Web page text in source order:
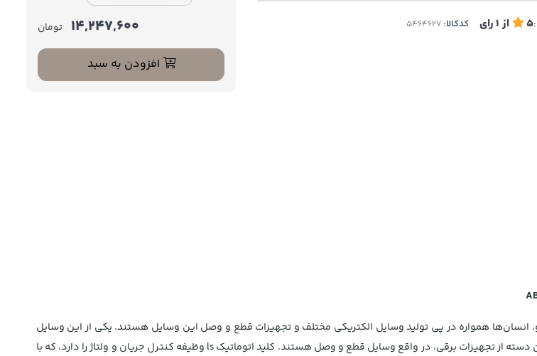
:
5 از 1رای کدکالا: 14,247,600 تومان
افزودن به سبد
انسان‌ها همواره در پی تولید وسایل الکتریکی مختلف و تجهیزات قطع و وصل این وسایل هستند. یکی از این وسایل
کلیدهای اتوماتیک می‌باشند که برای کلیدزنی مدارهای قدرت یا کنترل استفاده می‌شوند. این دسته از تجهیزات برقی، در واقع وسایل قطع و وصل هستند. کلید اتوماتیک ls وظیفه کنترل جریان و ولتاژ را دارد، که با